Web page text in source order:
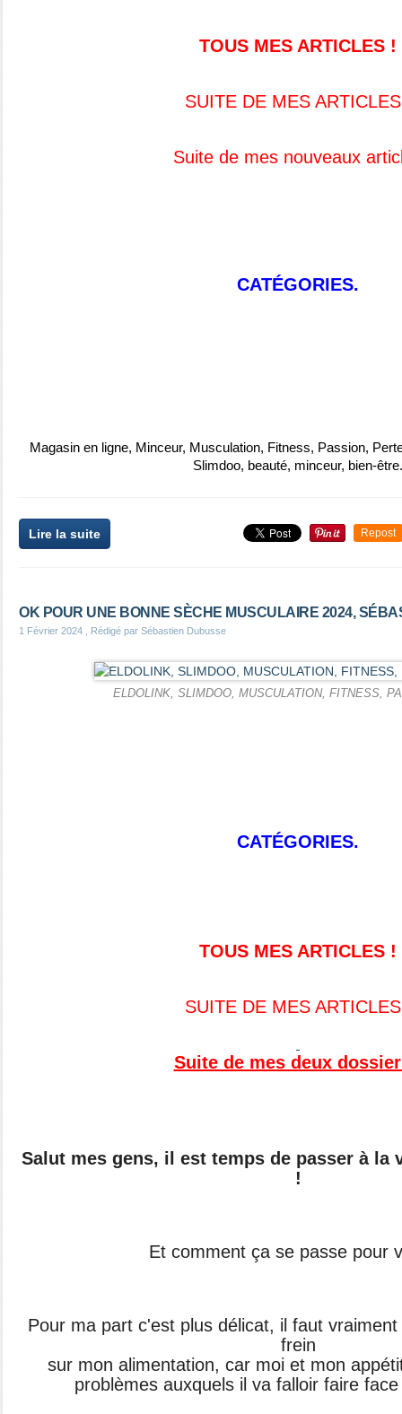
TOUS MES ARTICLES !
SUITE DE MES ARTICLES
Suite de mes nouveaux
CATÉGORIES.
Magasin en ligne, Minceur, Musculation, Fitness, Passion,
Slimdoo, beauté, minceur, bien-être.
Lire la suite Repost
OK POUR UNE BONNE SÈCHE MUSCULAIRE 2024,
1 Février 2024 , Rédigé par Sébastien Dubusse
ELDOLINK, SLIMDOO, MUSCULATION, FITNESS,
CATÉGORIES.
TOUS MES ARTICLES !
SUITE DE MES ARTICLES
Suite de mes deux
Salut mes gens, il est temps de passer à la
!
Et comment ça se passe pour
Pour ma part c'est plus délicat, il faut
frein
sur mon alimentation, car moi et mon
problèmes auxquels il va falloir faire